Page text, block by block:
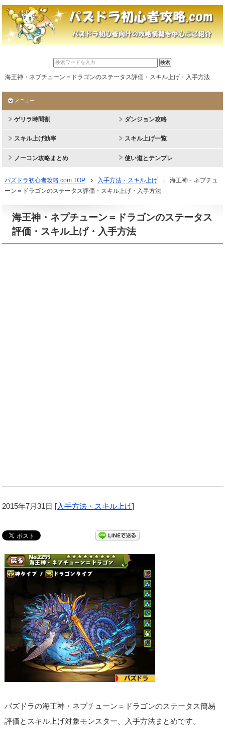
海王神・ネプチューン＝ドラゴンのステータス評価・スキル上げ・入手方法
メニュー
ゲリラ時間割 ダンジョン攻略
スキル上げ効率 スキル上げ一覧
ノーコン攻略まとめ 使い道とテンプレ
パズドラ初心者攻略.com TOP 入手方法・スキル上げ
海王神・ネプチュ
ーン＝ドラゴンのステータス評価・スキル上げ・入手方法
海王神・ネプチューン＝ドラゴンのステータス
評価・スキル上げ・入手方法
2015年7月31日 [入手方法・スキル上げ]
パズドラの海王神・ネプチューン＝ドラゴンのステータス簡易
評価とスキル上げ対象モンスター、入手方法まとめです。